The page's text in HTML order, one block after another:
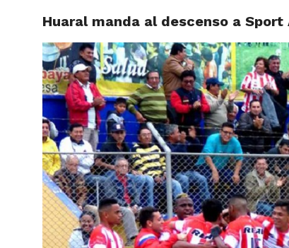
Huaral manda al descenso a